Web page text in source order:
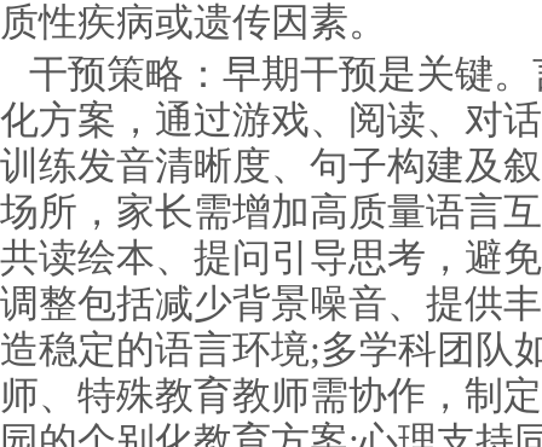
质性疾病或遗传因素。
干预策略：早期干预是关键
化方案，通过游戏、阅读、对
训练发音清晰度、句子构建及
场所，家长需增加高质量语言
共读绘本、提问引导思考，避
调整包括减少背景噪音、提供
造稳定的语言环境;多学科团队
师、特殊教育教师需协作，制